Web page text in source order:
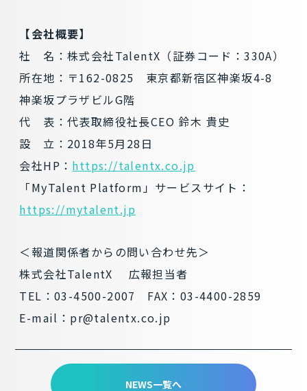
【会社概要】
社 名：株式会社TalentX（証券コード：330A）
所在地：〒162-0825 東京都新宿区神楽坂4-8
神楽坂プラザビルG階
代 表：代表取締役社長CEO 鈴木 貴史
設 立：2018年5月28日
会社HP： https://talentx.co.jp
「MyTalent Platform」サービスサイト：
https://mytalent.jp
＜報道関係者からの問い合わせ先＞
株式会社TalentX 広報担当者
TEL：03-4500-2007 FAX：03-4400-2859
E-mail：pr@talentx.co.jp
NEWS一覧へ